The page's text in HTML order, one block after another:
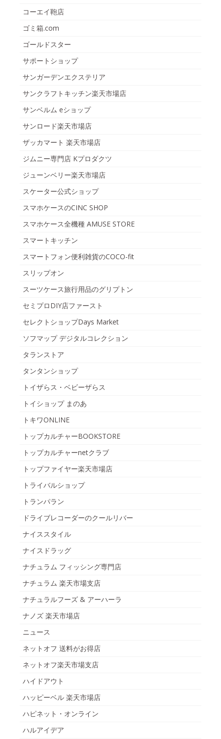
コーエイ鞄店
ゴミ箱.com
ゴールドスター
サポートショップ
サンガーデンエクステリア
サンクラフトキッチン楽天市場店
サンベルム eショップ
サンロード楽天市場店
ザッカマート 楽天市場店
ジムニー専門店 Kプロダクツ
ジューンベリー楽天市場店
スケーター公式ショップ
スマホケースのCINC SHOP
スマホケース全機種 AMUSE STORE
スマートキッチン
スマートフォン便利雑貨のCOCO-fit
スリップオン
スーツケース旅行用品のグリプトン
セミプロDIY店ファースト
セレクトショップDays Market
ソフマップ デジタルコレクション
タランストア
タンタンショップ
トイザらス・ベビーザらス
トイショップ まのあ
トキワONLINE
トップカルチャーBOOKSTORE
トップカルチャーnetクラブ
トップファイヤー楽天市場店
トライバルショップ
トランパラン
ドライブレコーダーのクールリバー
ナイススタイル
ナイスドラッグ
ナチュラム フィッシング専門店
ナチュラム 楽天市場支店
ナチュラルフーズ & アーハーラ
ナノズ 楽天市場店
ニュース
ネットオフ 送料がお得店
ネットオフ楽天市場支店
ハイドアウト
ハッピーベル 楽天市場店
ハピネット・オンライン
ハルアイデア